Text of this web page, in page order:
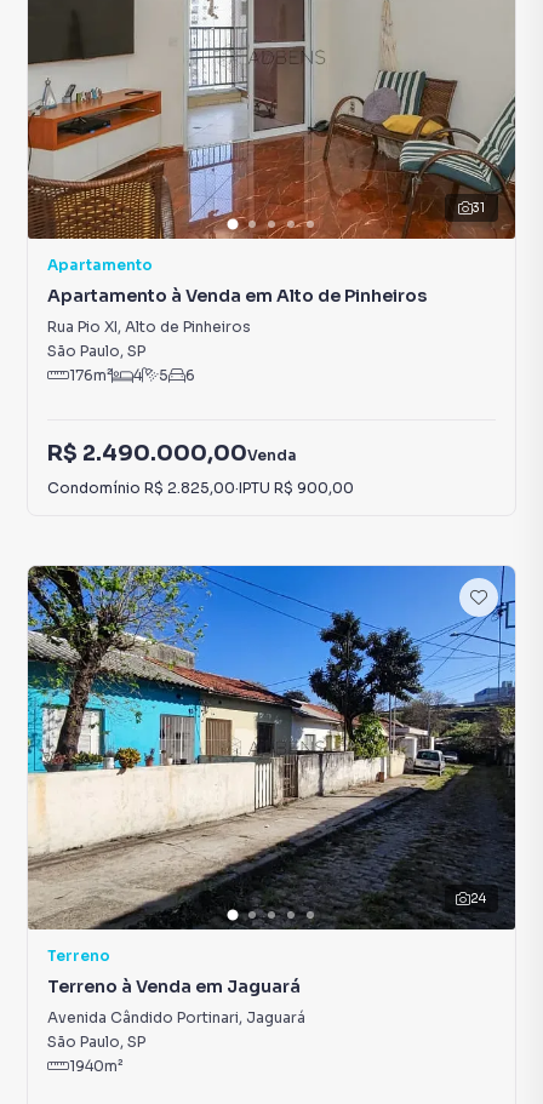
31
Apartamento
Apartamento à Venda em Alto de Pinheiros
Rua Pio XI, Alto de Pinheiros
São Paulo, SP
176m² 4 5 6
R$ 2.490.000,00Venda
Condomínio R$ 2.825,00·IPTU R$ 900,00
24
Terreno
Terreno à Venda em Jaguará
Avenida Cândido Portinari, Jaguará
São Paulo, SP
1940m²